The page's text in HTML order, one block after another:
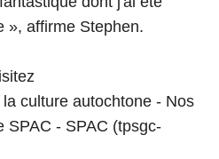
», affirme Stephen.
culture autochtone - Nos
SPAC - SPAC (tpsgc-